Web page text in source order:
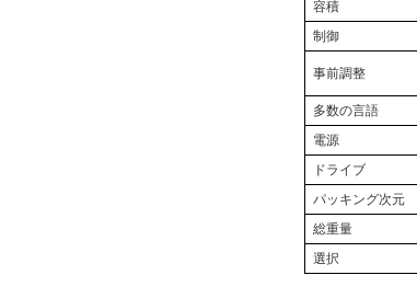
容積
制御
事前調整
多数の言語
電源
ドライブ
パッキング次元
総重量
選択